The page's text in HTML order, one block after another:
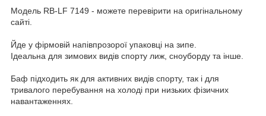
Модель RB-LF 7149 - можете перевірити на оригінальному
сайті.
Йде у фірмовій напівпрозорої упаковці на зипе.
Ідеальна для зимових видів спорту лиж, сноуборду та інше.
Баф підходить як для активних видів спорту, так і для
тривалого перебування на холоді при низьких фізичних
навантаженнях.